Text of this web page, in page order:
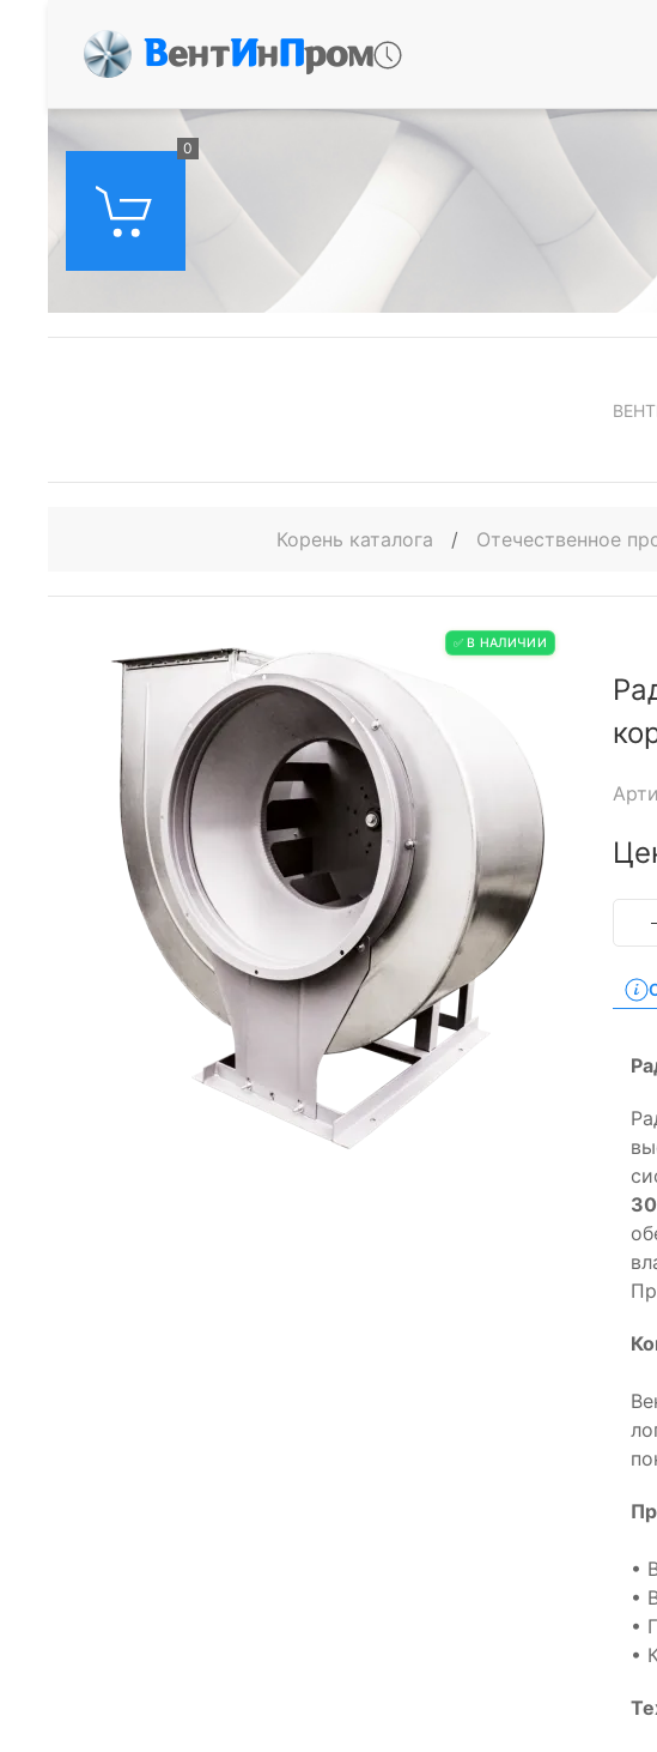
ВентИнПром
0
Корень каталога / Отечественное
✅ В НАЛИЧИИ
•
•
•
•